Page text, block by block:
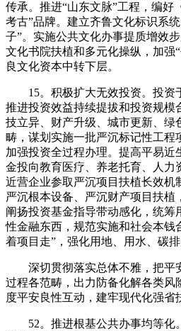
传承。推进“山东文脉”工程，编好
考古”品牌。建立齐鲁文化标识系
子”。实施公共文化办事提质增效
文化书院扶植和多元化操纵，加强
良文化资本中转下层。
15。积极扩大无效投资。投资
推进投资效益持续提拔和投资规模
技立异、财产升级、城市更新、绿
畴，谋划实施一批严沉标记性工程
加强投资全过程办理。提高平易近
金投向教育医疗、养老托育、人力
近营企业参取严沉项目扶植长效机
严沉根本设备、严沉财产项目扶植
阐扬投资基金指导带动感化，统筹
性金融东西，规范实施和社会本钱
着项目走”，强化用地、用水、碳
深切贯彻落实总体不雅，把平
过程各范畴，出力防备化解各类风
度平安良性互动，建牢现代化强省
52。推进根基公共办事均等化